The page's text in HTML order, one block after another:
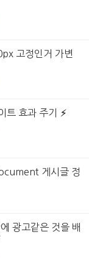
고정인거 가변
트 효과 주기
게시글 정
광고같은 것을 배